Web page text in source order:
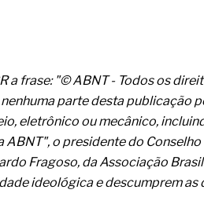
ânus
de ovário
cabelos ou calvície
o resultado positivo
em estruturas hidráulicas de
a frase: "© ABNT - Todos os
parte desta publicação
eletrônico ou mecânico,
o presidente do
Fragoso, da Associação
ideológica e descumprem